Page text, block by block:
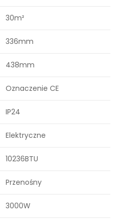
30m²
336mm
438mm
Oznaczenie CE
IP24
Elektryczne
10236BTU
Przenośny
3000W